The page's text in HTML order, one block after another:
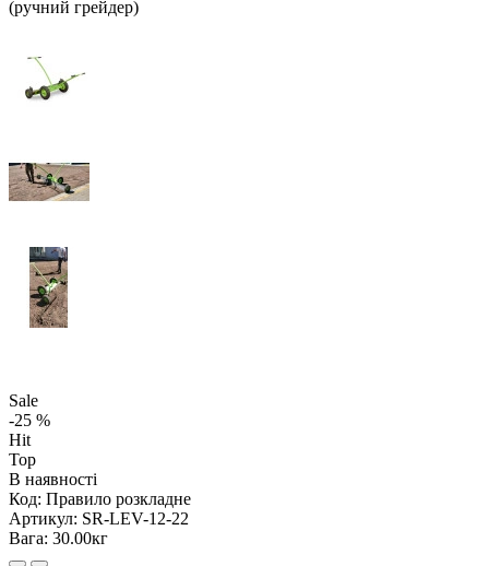
Sale
-25 %
Hit
Top
В наявності
Код: Правило розкладне
Артикул: SR-LEV-12-22
Вага: 30.00кг